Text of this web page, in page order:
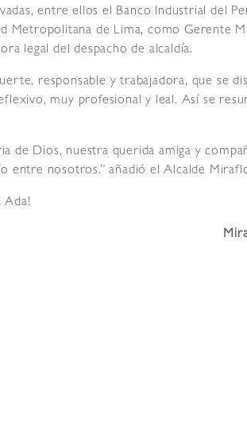
entre ellos el Banco Industrial del
Metropolitana de Lima, como Gerente
legal del despacho de alcaldía.
responsable y trabajadora, que se
muy profesional y leal. Así se
de Dios, nuestra querida amiga y
entre nosotros.” añadió el Alcalde
Ada!